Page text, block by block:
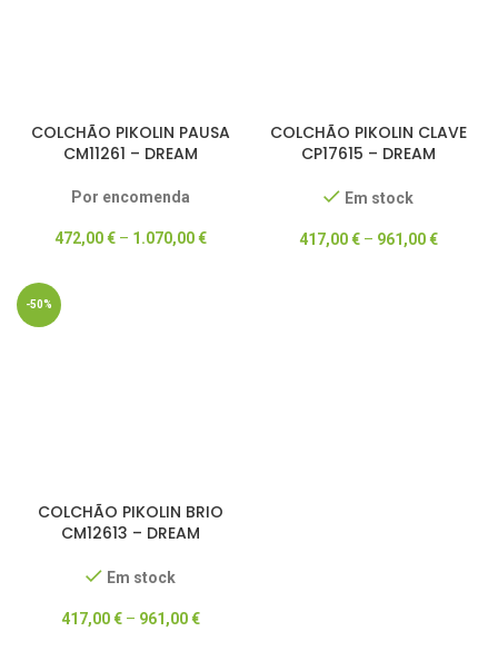
COLCHÃO PIKOLIN PAUSA
CM11261 – DREAM
Por encomenda
472,00€– 1.070,00€
COLCHÃO PIKOLIN CLAVE
CP17615 – DREAM
DESCONTO
Em stock
417,00€– 961,00€
-50%
COLCHÃO PIKOLIN BRIO
CM12613 – DREAM
DESCONTO
Em stock
417,00€– 961,00€